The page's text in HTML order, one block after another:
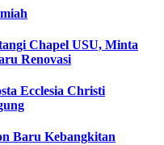
Chapel USU, Minta
Renovasi
Ecclesia Christi
Baru Kebangkitan